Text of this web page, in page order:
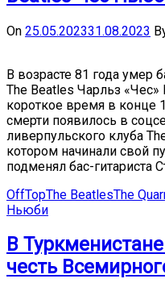
On 25.05.202331.08.2023
В возрасте 81 года умер
The Beatles Чарльз
короткое время в конце
смерти появилось в
ливерпульского клуба
котором начинали свой
подменял бас-гитариста
OffTopThe BeatlesThe
Ньюби
В
честь